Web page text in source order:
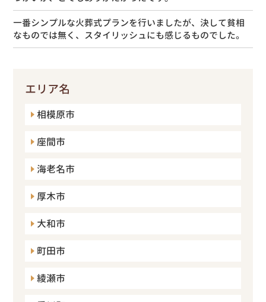
一番シンプルな火葬式プランを行いましたが、決して貧相
なものでは無く、スタイリッシュにも感じるものでした。
エリア名
相模原市
座間市
海老名市
厚木市
大和市
町田市
綾瀬市